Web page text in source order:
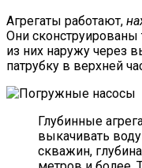
Агрегаты работают,
Они сконструированы
из них наружу через
патрубку в верхней
Глубинные
выкачивать
скважин,